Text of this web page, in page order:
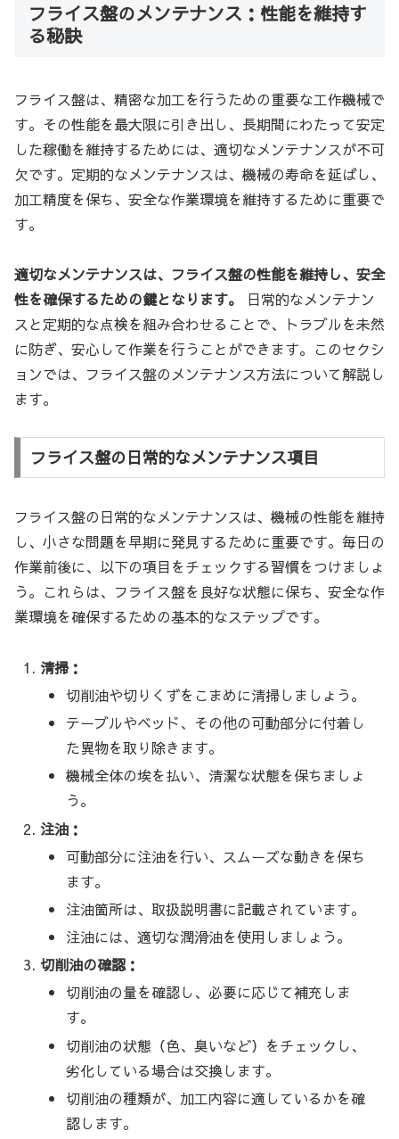
フライス盤のメンテナンス：性能を維持す
る秘訣
フライス盤は、精密な加工を行うための重要な工作機械で
す。その性能を最大限に引き出し、長期間にわたって安定
した稼働を維持するためには、適切なメンテナンスが不可
欠です。定期的なメンテナンスは、機械の寿命を延ばし、
加工精度を保ち、安全な作業環境を維持するために重要で
す。
適切なメンテナンスは、フライス盤の性能を維持し、安全
性を確保するための鍵となります。
日常的なメンテナン
スと定期的な点検を組み合わせることで、トラブルを未然
に防ぎ、安心して作業を行うことができます。このセクシ
ョンでは、フライス盤のメンテナンス方法について解説し
ます。
フライス盤の日常的なメンテナンス項目
フライス盤の日常的なメンテナンスは、機械の性能を維持
し、小さな問題を早期に発見するために重要です。毎日の
作業前後に、以下の項目をチェックする習慣をつけましょ
う。これらは、フライス盤を良好な状態に保ち、安全な作
業環境を確保するための基本的なステップです。
清掃：
切削油や切りくずをこまめに清掃しましょう。
テーブルやベッド、その他の可動部分に付着し
た異物を取り除きます。
機械全体の埃を払い、清潔な状態を保ちましょ
う。
注油：
可動部分に注油を行い、スムーズな動きを保ち
ます。
注油箇所は、取扱説明書に記載されています。
注油には、適切な潤滑油を使用しましょう。
切削油の確認：
切削油の量を確認し、必要に応じて補充しま
す。
切削油の状態（色、臭いなど）をチェックし、
劣化している場合は交換します。
切削油の種類が、加工内容に適しているかを確
認します。